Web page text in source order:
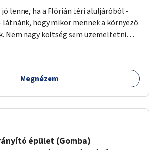
lenne, ha a Flórián téri aluljáróból -
hogy mikor mennek a környező
Nem nagy költség sem üzemeltetni
Megnézem
épület (Gomba)